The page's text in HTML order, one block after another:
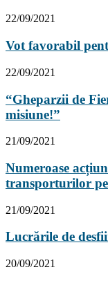
22/09/2021
Vot favorabil
22/09/2021
“Gheparzii de
misiune!”
21/09/2021
Numeroase
transporturilor
21/09/2021
Lucrările de
20/09/2021